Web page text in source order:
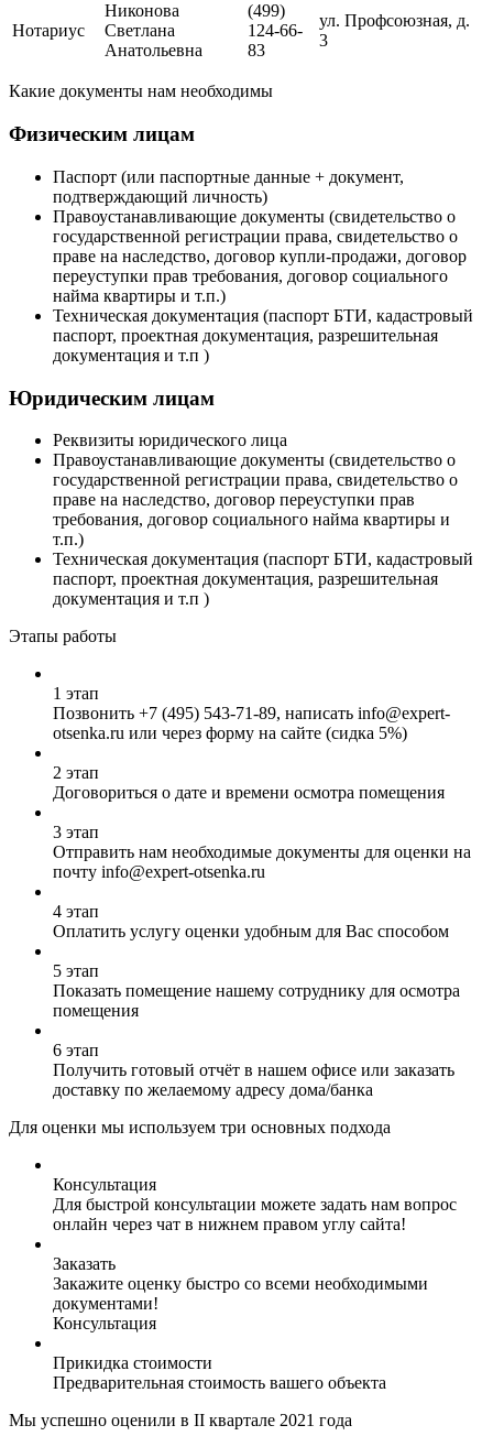
Нотариус
Никонова
Светлана
Анатольевна
(499)
124-66-
83
ул. Профсоюзная, д.
3
Какие документы нам необходимы
Физическим лицам
Паспорт (или паспортные данные + документ,
подтверждающий личность)
Правоустанавливающие документы (свидетельство о
государственной регистрации права, свидетельство о
праве на наследство, договор купли-продажи, договор
переуступки прав требования, договор социального
найма квартиры и т.п.)
Техническая документация (паспорт БТИ, кадастровый
паспорт, проектная документация, разрешительная
документация и т.п )
Юридическим лицам
Реквизиты юридического лица
Правоустанавливающие документы (свидетельство о
государственной регистрации права, свидетельство о
праве на наследство, договор переуступки прав
требования, договор социального найма квартиры и
т.п.)
Техническая документация (паспорт БТИ, кадастровый
паспорт, проектная документация, разрешительная
документация и т.п )
Этапы работы
1 этап
Позвонить +7 (495) 543-71-89, написать info@expert-
otsenka.ru или через форму на сайте (сидка 5%)
2 этап
Договориться о дате и времени осмотра помещения
3 этап
Отправить нам необходимые документы для оценки на
почту info@expert-otsenka.ru
4 этап
Оплатить услугу оценки удобным для Вас способом
5 этап
Показать помещение нашему сотруднику для осмотра
помещения
6 этап
Получить готовый отчёт в нашем офисе или заказать
доставку по желаемому адресу дома/банка
Для оценки мы используем три основных подхода
Консультация
Для быстрой консультации можете задать нам вопрос
онлайн через чат в нижнем правом углу сайта!
Заказать
Закажите оценку быстро со всеми необходимыми
документами!
Консультация
Прикидка стоимости
Предварительная стоимость вашего объекта
Мы успешно оценили в II квартале 2021 года